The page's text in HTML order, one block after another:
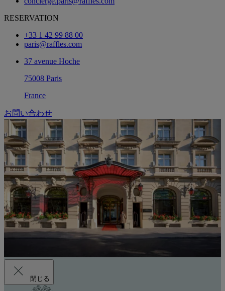
RESERVATION
+33 1 42 99 88 00
paris@raffles.com
37 avenue Hoche
75008 Paris
France
お問い合わせ
閉じる